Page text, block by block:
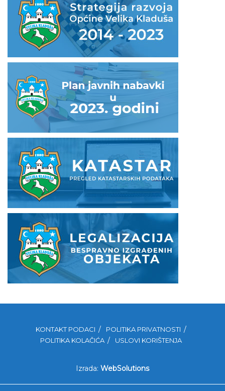
KONTAKT PODACI
POLITIKA PRIVATNOSTI
POLITIKA KOLAČIĆA
USLOVI KORIŠTENJA
Izrada: WebSolutions